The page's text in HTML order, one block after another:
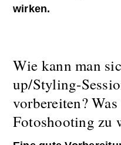
wirken.
Wie kann man
up/Styling-
vorbereiten?
Fotoshooting zu